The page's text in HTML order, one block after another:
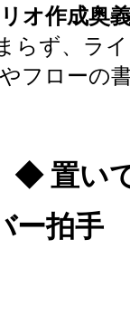
オ作成奥
らず、ラ
フローの
◆ 置い
ー拍手